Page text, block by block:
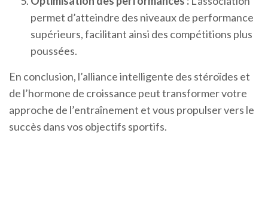
permet d’atteindre des niveaux de performance
supérieurs, facilitant ainsi des compétitions plus
poussées.
En conclusion, l’alliance intelligente des stéroïdes et
de l’hormone de croissance peut transformer votre
approche de l’entraînement et vous propulser vers le
succès dans vos objectifs sportifs.